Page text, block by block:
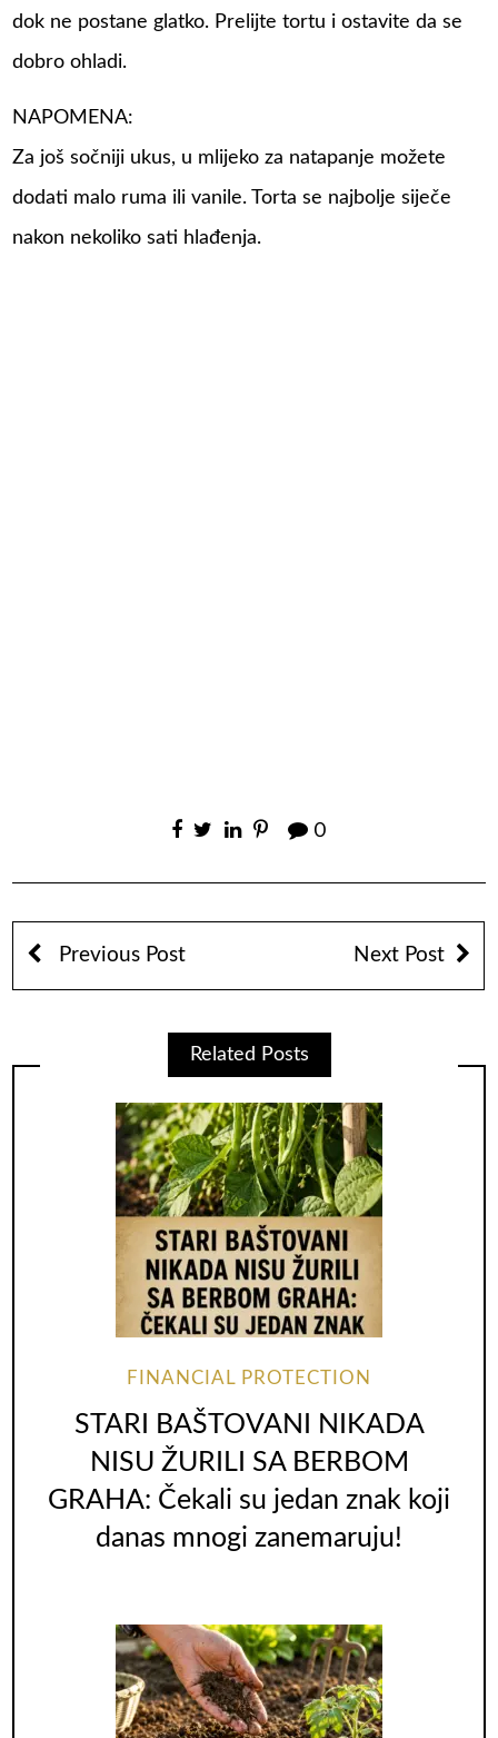
dok ne postane glatko. Prelijte tortu i ostavite da se
dobro ohladi.
NAPOMENA:
Za još sočniji ukus, u mlijeko za natapanje možete
dodati malo ruma ili vanile. Torta se najbolje siječe
nakon nekoliko sati hlađenja.
0
Previous Post Next Post
Related Posts
FINANCIAL PROTECTION
STARI BAŠTOVANI NIKADA
NISU ŽURILI SA BERBOM
GRAHA: Čekali su jedan znak koji
danas mnogi zanemaruju!